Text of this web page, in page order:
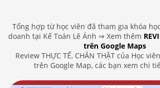
Tổng hợp từ học viên đã tham gia khóa
doanh tại Kế Toán Lê Ánh ⇒ Xem thêm
trên Google Maps
Review THỰC TẾ, CHÂN THẬT của Học
trên Google Map, các bạn xem chi